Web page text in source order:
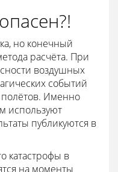
но конечный
расчёта. При
воздушных
событий
Именно
используют
публикуются в
катастрофы в
на моменты